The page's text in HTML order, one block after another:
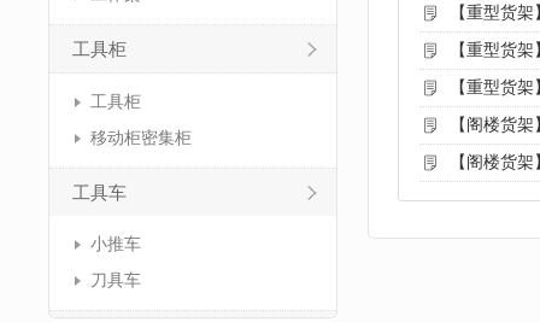
工具柜
工具柜
移动柜密集柜
工具车
小推车
刀具车
【重型货
【重型货
【重型货
【阁楼货
【阁楼货